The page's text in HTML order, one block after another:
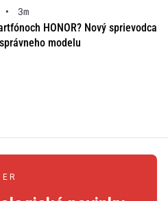
•
3m
HONOR? Nový sprievodca
modelu